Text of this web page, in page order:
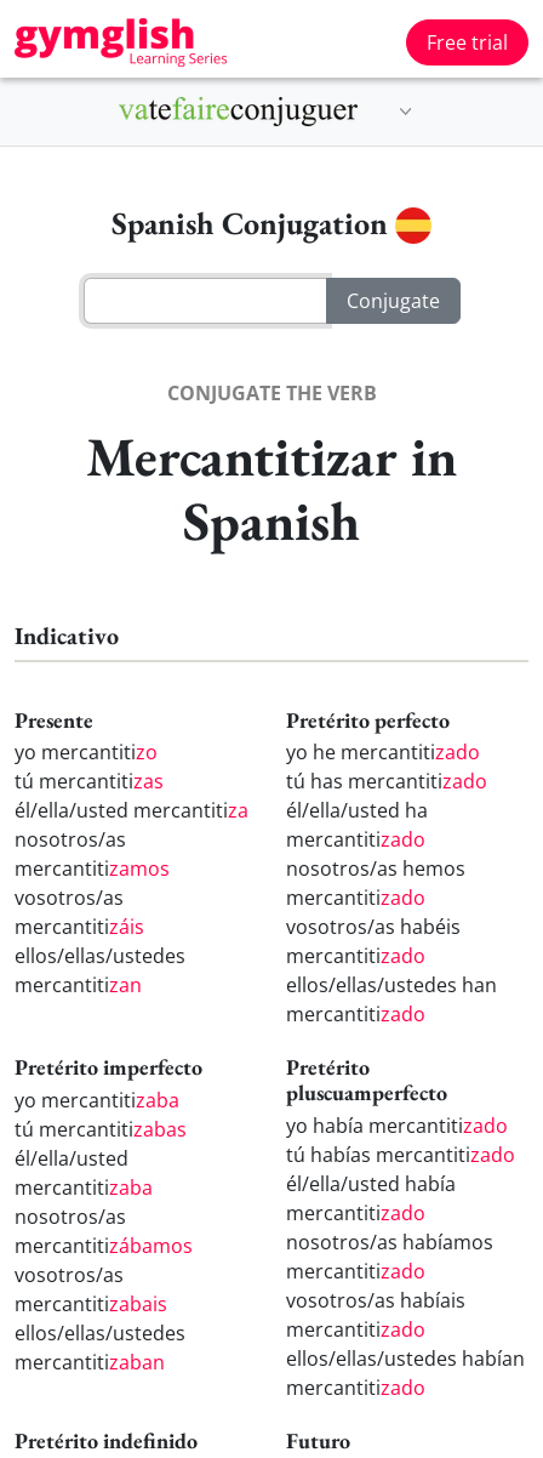
Free trial
Spanish Conjugation
CONJUGATE THE VERB
Mercantitizar in
Spanish
Indicativo
Presente
yo mercantitizo
tú mercantitizas
él/ella/usted mercantitiza
nosotros/as
mercantitizamos
vosotros/as
mercantitizáis
ellos/ellas/ustedes
mercantitizan
Pretérito perfecto
yo he mercantitizado
tú has mercantitizado
él/ella/usted ha
mercantitizado
nosotros/as hemos
mercantitizado
vosotros/as habéis
mercantitizado
ellos/ellas/ustedes han
mercantitizado
Pretérito imperfecto
yo mercantitizaba
tú mercantitizabas
él/ella/usted
mercantitizaba
nosotros/as
mercantitizábamos
vosotros/as
mercantitizabais
ellos/ellas/ustedes
mercantitizaban
Pretérito
pluscuamperfecto
yo había mercantitizado
tú habías mercantitizado
él/ella/usted había
mercantitizado
nosotros/as habíamos
mercantitizado
vosotros/as habíais
mercantitizado
ellos/ellas/ustedes habían
mercantitizado
Pretérito indefinido Futuro